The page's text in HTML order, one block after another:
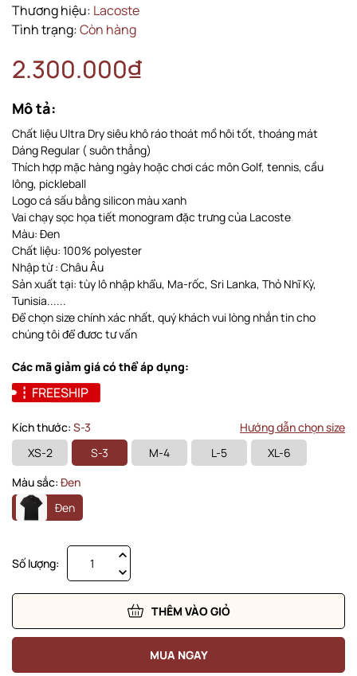
Thương hiệu: Lacoste
Tình trạng:Còn hàng
2.300.000₫
Mô tả:
Chất liệu Ultra Dry siêu khô ráo thoát mồ hôi tốt, thoáng mát
Dáng Regular ( suôn thẳng)
Thích hợp mặc hàng ngày hoặc chơi các môn Golf, tennis, cầu
lông, pickleball
Logo cá sấu bằng silicon màu xanh
Vai chạy sọc họa tiết monogram đặc trưng của Lacoste
Màu: Đen
Chất liệu: 100% polyester
Nhập từ : Châu Âu
Sản xuất tại: tùy lô nhập khẩu, Ma-rốc, Sri Lanka, Thỏ Nhĩ Kỳ,
Tunisia......
Để chọn size chính xác nhất, quý khách vui lòng nhắn tin cho
chúng tôi để đươc tư vấn
Các mã giảm giá có thể áp dụng:
FREESHIP
Kích thước: S-3
Hướng dẫn chọn size
XS-2
S-3 M-4 L-5
XL-6
Màu sắc: Đen
Đen
Số lượng:
THÊM VÀO GIỎ
MUA NGAY